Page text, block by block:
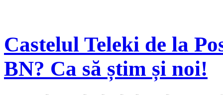
Castelul Teleki de la
BN? Ca să știm și noi!